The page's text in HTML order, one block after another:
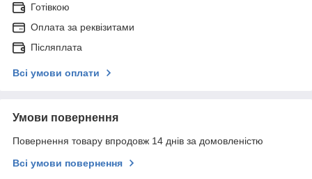
Готівкою
Оплата за реквізитами
Післяплата
Всі умови оплати
Умови повернення
Повернення товару впродовж 14 днів за домовленістю
Всі умови повернення